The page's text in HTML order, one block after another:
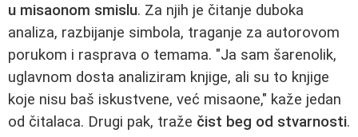
u misaonom smislu. Za njih je čitanje duboka
analiza, razbijanje simbola, traganje za autorovom
porukom i rasprava o temama. "Ja sam šarenolik,
uglavnom dosta analiziram knjige, ali su to knjige
koje nisu baš iskustvene, već misaone," kaže jedan
od čitalaca. Drugi pak, traže čist beg od stvarnosti.